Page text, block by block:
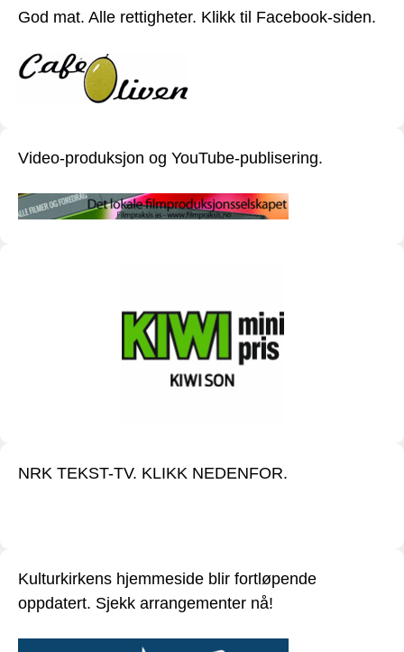
God mat. Alle rettigheter. Klikk til Facebook-siden.
Video-produksjon og YouTube-publisering.
NRK TEKST-TV. KLIKK NEDENFOR.
Kulturkirkens hjemmeside blir fortløpende
oppdatert. Sjekk arrangementer nå!